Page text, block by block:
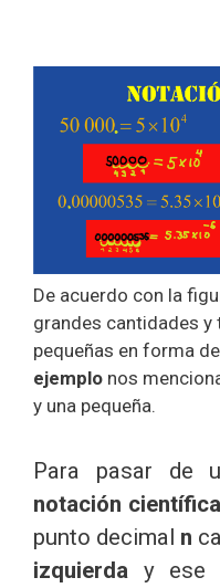
De acuerdo con la
grandes cantidades
pequeñas en forma de
ejemplo nos
y una pequeña.
Para pasar de
notación científica
punto decimal n
izquierda y ese